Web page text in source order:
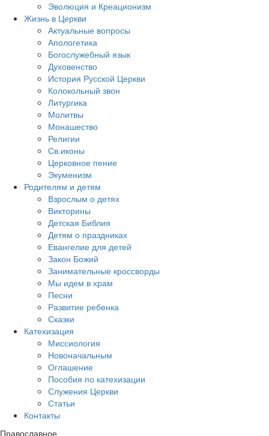
Эволюция и Креационизм
Жизнь в Церкви
Актуальные вопросы
Апологетика
Богослужебный язык
Духовенство
История Русской Церкви
Колокольный звон
Литургика
Молитвы
Монашество
Религии
Св.иконы
Церковное пение
Экуменизм
Родителям и детям
Взрослым о детях
Викторины
Детская Библия
Детям о праздниках
Евангелие для детей
Закон Божий
Занимательные кроссворды
Мы идем в храм
Песни
Развитие ребенка
Сказки
Катехизация
Миссиология
Новоначальным
Оглашение
Пособия по катехизации
Служения Церкви
Статьи
Контакты
Православное